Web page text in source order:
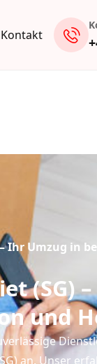
Kontakt
Ihr Umzug in
(SG) –
und
an. Unser